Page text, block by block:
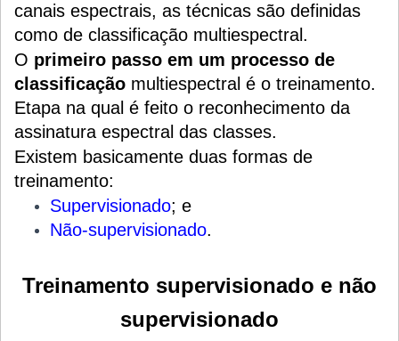
canais espectrais, as técnicas são definidas
como de classificação multiespectral.
O primeiro passo em um processo de
classificação multiespectral é o treinamento.
Etapa na qual é feito o reconhecimento da
assinatura espectral das classes.
Existem basicamente duas formas de
treinamento:
Supervisionado; e
Não-supervisionado.
Treinamento supervisionado e não
supervisionado